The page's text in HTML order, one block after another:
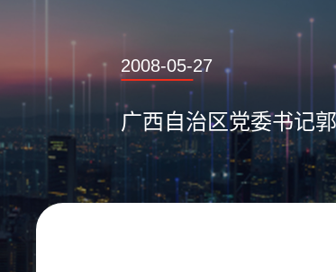
2008-05-27
广西自治区党委书记